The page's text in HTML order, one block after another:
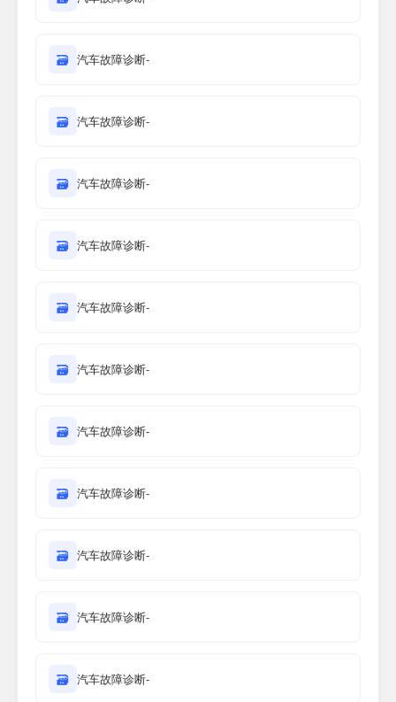
🗃 汽车故障诊断-
🗃 汽车故障诊断-
🗃 汽车故障诊断-
🗃 汽车故障诊断-
🗃 汽车故障诊断-
🗃 汽车故障诊断-
🗃 汽车故障诊断-
🗃 汽车故障诊断-
🗃 汽车故障诊断-
🗃 汽车故障诊断-
🗃 汽车故障诊断-